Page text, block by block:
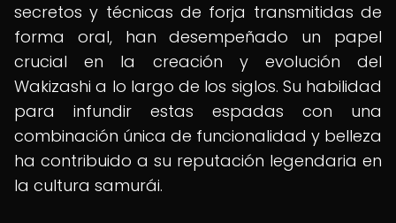
secretos y técnicas de forja transmitidas de
forma oral, han desempeñado un papel
crucial en la creación y evolución del
Wakizashi a lo largo de los siglos. Su habilidad
para infundir estas espadas con una
combinación única de funcionalidad y belleza
ha contribuido a su reputación legendaria en
la cultura samurái.